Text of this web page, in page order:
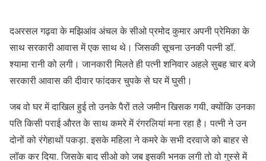
दअरसल गढ़वा के मझिआंव अंचल के सीओ प्रमोद कुमार अपनी प्रेमिका के
साथ सरकारी आवास में एक साथ थे। जिसकी सूचना उनकी पत्नी डॉ.
श्यामा रानी को लगी। जानकारी मिलते ही पत्नी शनिवार अहले सुबह चार बजे
सरकारी आवास की दीवार फांदकर चुपके से घर में घुसी।
जब वो घर में दाखिल हुई तो उनके पैरों तले जमीन खिसक गयी, क्योंकि उनका
पति किसी पराई औरत के साथ कमरे में रंगरलियां मना रहा है। पत्नी ने उन
दोनों को रंगेहाथों पकड़ा. इसके महिला ने कमरे के सभी दरवाजे को बाहर से
लॉक कर दिया. जिसके बाद सीओ को जब इसकी भनक लगी तो वो गुस्से में